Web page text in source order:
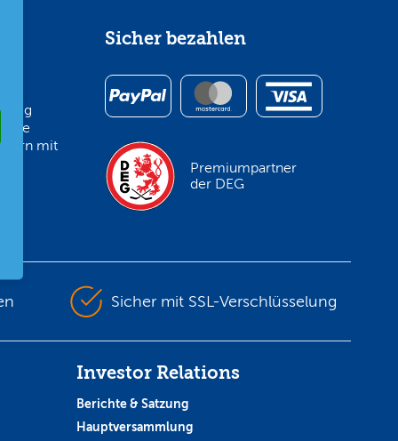
ihre
mit
Sicher bezahlen
Premiumpartner
der DEG
Sicher mit SSL-Verschlüsselung
Investor Relations
Berichte & Satzung
Hauptversammlung